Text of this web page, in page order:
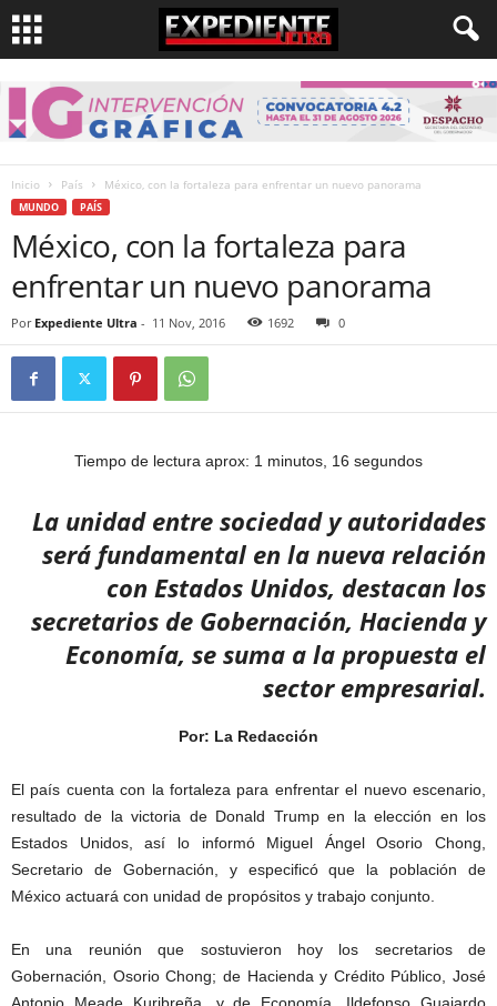
Inicio País México, con la fortaleza para enfrentar un nuevo panorama
MUNDO PAÍS
México, con la fortaleza para
enfrentar un nuevo panorama
Por Expediente Ultra - 11 Nov, 2016 1692 0
Tiempo de lectura aprox: 1 minutos, 16 segundos
La unidad entre sociedad y autoridades
será fundamental en la nueva relación
con Estados Unidos, destacan los
secretarios de Gobernación, Hacienda y
Economía, se suma a la propuesta el
sector empresarial.
Por: La Redacción
El país cuenta con la fortaleza para enfrentar el nuevo escenario,
resultado de la victoria de Donald Trump en la elección en los
Estados Unidos, así lo informó Miguel Ángel Osorio Chong,
Secretario de Gobernación, y especificó que la población de
México actuará con unidad de propósitos y trabajo conjunto.
En una reunión que sostuvieron hoy los secretarios de
Gobernación, Osorio Chong; de Hacienda y Crédito Público, José